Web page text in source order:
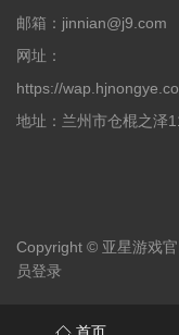
邮箱：jinnian@j9.com
网址：
https://
地址：兰州市仓棍之泽
Copyright © 亚星游戏
员登录